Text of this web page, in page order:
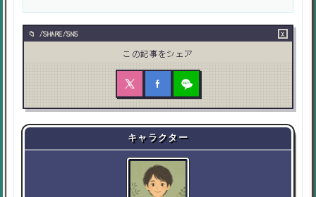
/SHARE/SNS ×
この記事をシェア
キャラクター